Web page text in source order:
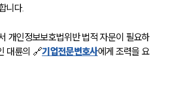
니다.
개인정보보호법위반 법적 자문이 필요하
대륜의 🔗기업전문변호사에게 조력을 요